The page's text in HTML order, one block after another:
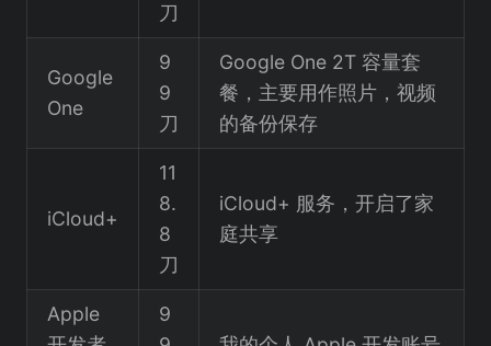
刀
Google
One
9
9
刀
Google One 2T 容量套
餐，主要用作照片，视频
的备份保存
iCloud+
11
8.
8
刀
iCloud+ 服务，开启了家
庭共享
Apple
9